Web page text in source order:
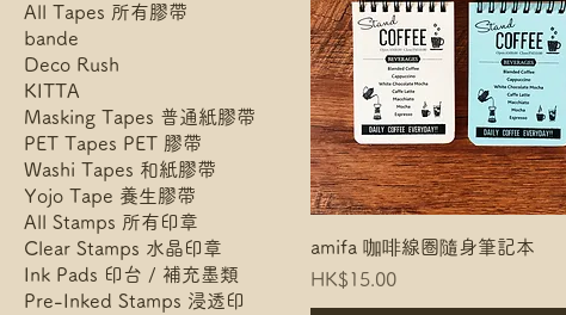
All Tapes 所有膠帶
bande
Deco Rush
KITTA
Masking Tapes 普通紙膠帶
PET Tapes PET 膠帶
Washi Tapes 和紙膠帶
Yojo Tape 養生膠帶
All Stamps 所有印章
Clear Stamps 水晶印章
Ink Pads 印台 / 補充墨類
Pre-Inked Stamps 浸透印
amifa 咖啡線圈隨身筆記本
Price
HK$15.00